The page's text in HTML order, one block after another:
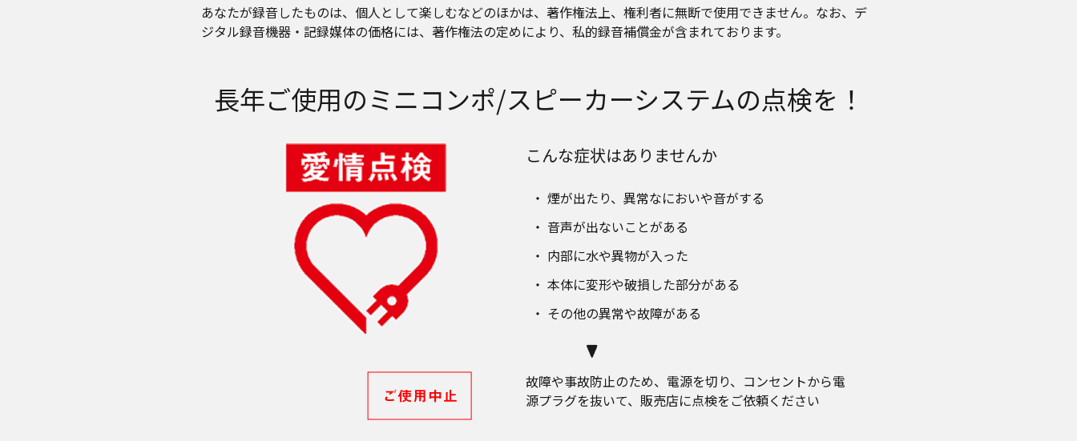
あなたが録音したものは、個人として楽しむなどのほかは、著作権法上、権利者に無断で使用できません。なお、デ
ジタル録音機器・記録媒体の価格には、著作権法の定めにより、私的録音補償金が含まれております。
長年ご使用のミニコンポ/スピーカーシステムの点検を！
こんな症状はありませんか
煙が出たり、異常なにおいや音がする
音声が出ないことがある
内部に水や異物が入った
本体に変形や破損した部分がある
その他の異常や故障がある
故障や事故防止のため、電源を切り、コンセントから電
源プラグを抜いて、販売店に点検をご依頼ください